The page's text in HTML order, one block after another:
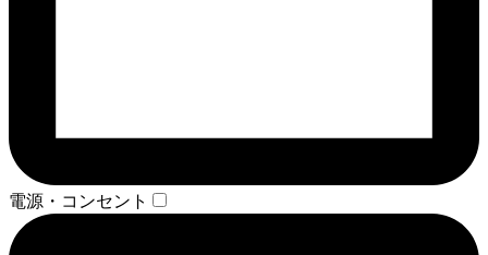
電源・コンセント